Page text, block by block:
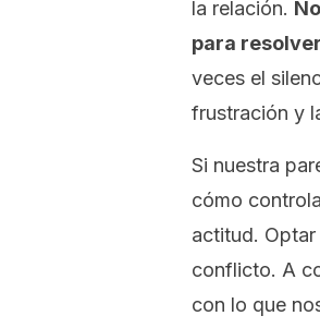
la relación.
para
veces el
frustración y
Si nuestra
cómo
actitud.
conflicto. A
con lo que